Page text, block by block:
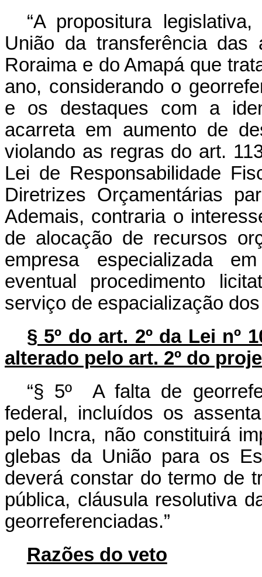
“A propositura
União da transferência
Roraima e do Amapá que
ano, considerando o
e os destaques com a
acarreta em aumento de
violando as regras do art.
Lei de Responsabilidade
Diretrizes Orçamentárias
Ademais, contraria o
de alocação de recursos
empresa especializada
eventual procedimento
serviço de espacialização
§ 5º do art. 2º da Lei nº
alterado pelo art. 2º do
“§ 5º A falta de
federal, incluídos os
pelo Incra, não constituirá
glebas da União para os
deverá constar do termo de
pública, cláusula resolutiva
georreferenciadas.”
Razões do veto